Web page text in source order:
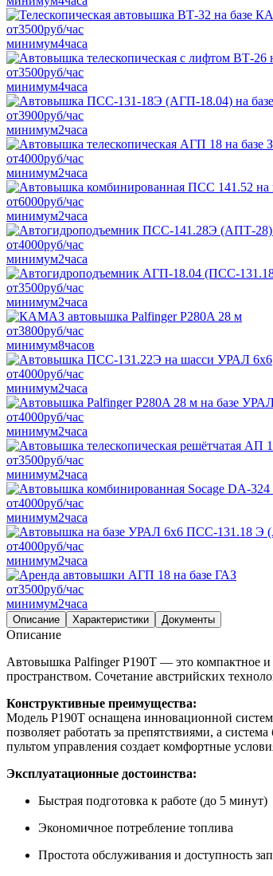
от3500руб/час
минимум4часа
от3500руб/час
минимум4часа
от3900руб/час
минимум2часа
от4000руб/час
минимум2часа
от6000руб/час
минимум2часа
от4000руб/час
минимум2часа
от3500руб/час
минимум2часа
от3800руб/час
минимум8часов
от4000руб/час
минимум2часа
от4000руб/час
минимум2часа
от3500руб/час
минимум2часа
от4000руб/час
минимум2часа
от4000руб/час
минимум2часа
от3500руб/час
минимум2часа
Описание Характеристики Документы
Описание
Автовышка Palfinger P190T — это компактное и
пространством. Сочетание австрийских
Конструктивные преимущества:
Модель P190T оснащена инновационной
позволяет работать за препятствиями, а
пультом управления создает комфортные
Эксплуатационные достоинства:
Быстрая подготовка к работе (до 5 минут)
Экономичное потребление топлива
Простота обслуживания и доступность